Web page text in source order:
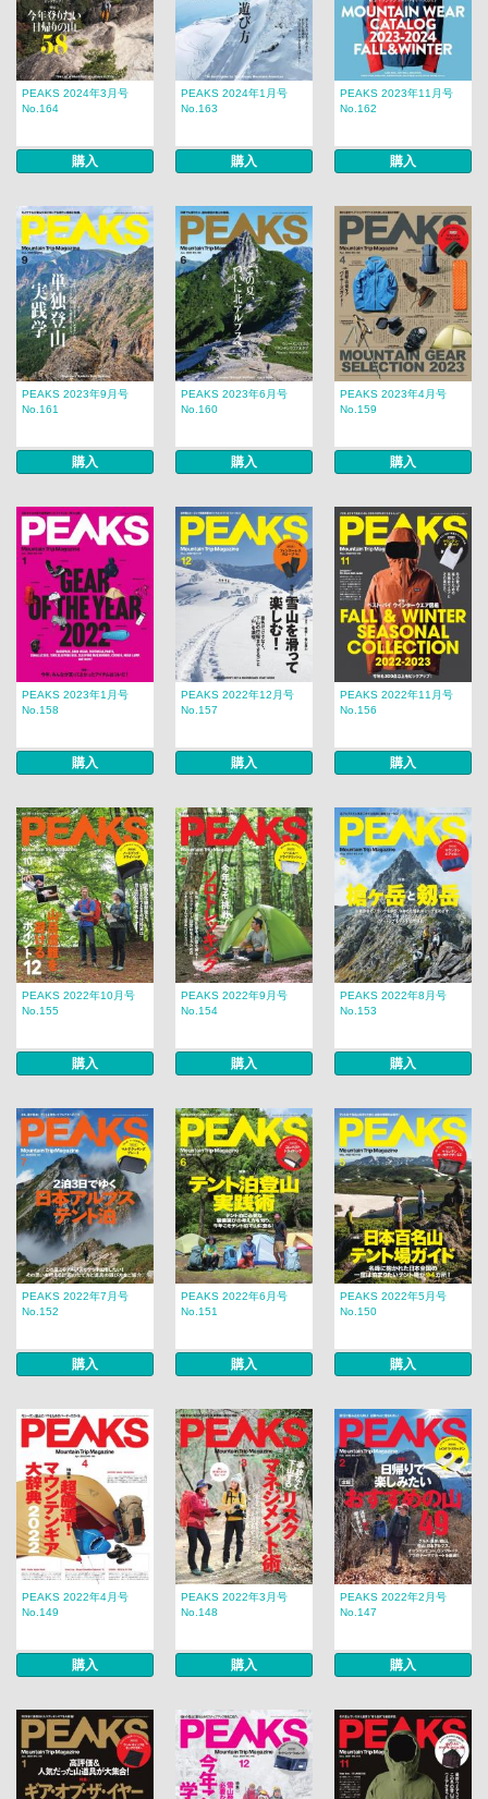
PEAKS 2024年3月号
No.164
購入
PEAKS 2024年1月号
No.163
購入
PEAKS 2023年11月号
No.162
購入
PEAKS 2023年9月号
No.161
購入
PEAKS 2023年6月号
No.160
購入
PEAKS 2023年4月号
No.159
購入
PEAKS 2023年1月号
No.158
購入
PEAKS 2022年12月号
No.157
購入
PEAKS 2022年11月号
No.156
購入
PEAKS 2022年10月号
No.155
購入
PEAKS 2022年9月号
No.154
購入
PEAKS 2022年8月号
No.153
購入
PEAKS 2022年7月号
No.152
購入
PEAKS 2022年6月号
No.151
購入
PEAKS 2022年5月号
No.150
購入
PEAKS 2022年4月号
No.149
購入
PEAKS 2022年3月号
No.148
購入
PEAKS 2022年2月号
No.147
購入